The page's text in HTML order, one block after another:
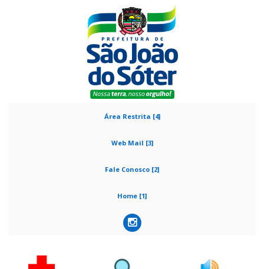
Área Restrita [4]
Web Mail [3]
Fale Conosco [2]
Home [1]